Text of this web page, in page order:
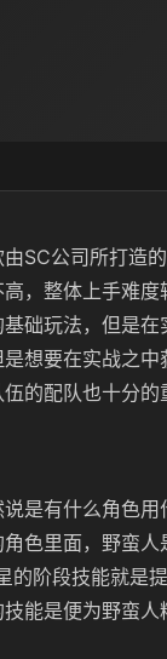
SC公司所打造
，整体上手难
础玩法，但是
想要在实战之
的配队也十分的
是有什么角色
色里面，野蛮
的阶段技能就是
能是便为野蛮人